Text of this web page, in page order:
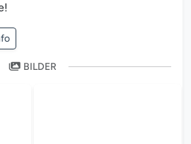
BILDER